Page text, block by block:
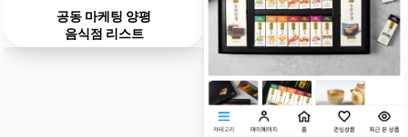
공동 마케팅 양평
음식점 리스트